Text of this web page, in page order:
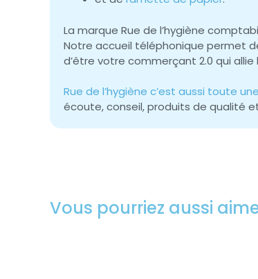
La marque Rue de l’hygiène
Notre accueil téléphonique permet
d’être votre commerçant 2.0 qui
Rue de l’hygiène c’est aussi toute
écoute, conseil, produits de qualité
Vous pourriez aussi